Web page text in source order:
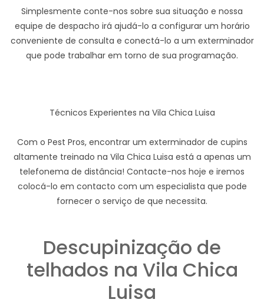
Simplesmente conte-nos sobre sua situação e nossa
equipe de despacho irá ajudá-lo a configurar um horário
conveniente de consulta e conectá-lo a um exterminador
que pode trabalhar em torno de sua programação.
Técnicos Experientes na Vila Chica Luisa
Com o Pest Pros, encontrar um exterminador de cupins
altamente treinado na Vila Chica Luisa está a apenas um
telefonema de distância! Contacte-nos hoje e iremos
colocá-lo em contacto com um especialista que pode
fornecer o serviço de que necessita.
Descupinização de
telhados na Vila Chica
Luisa